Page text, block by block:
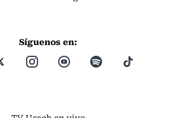
Síguenos en: